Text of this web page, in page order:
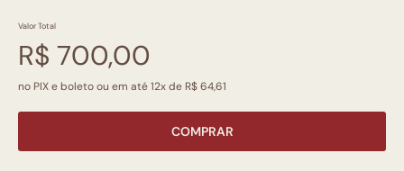
Valor Total
R$ 700,00
no PIX e boleto ou em até 12x de R$ 64,61
COMPRAR